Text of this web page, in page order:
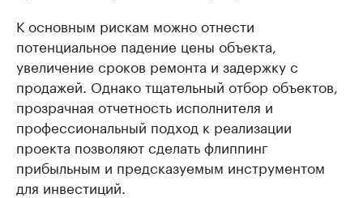
К основным рискам можно отнести
потенциальное падение цены объекта,
увеличение сроков ремонта и задержку с
продажей. Однако тщательный отбор объектов,
прозрачная отчетность исполнителя и
профессиональный подход к реализации
проекта позволяют сделать флиппинг
прибыльным и предсказуемым инструментом
для инвестиций.